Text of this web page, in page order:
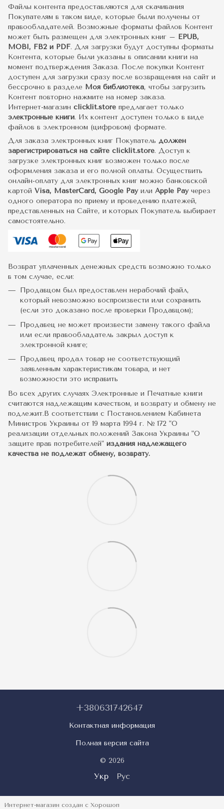
Файлы контента предоставляются для скачивания
Покупателям в таком виде, которые были получены от
правообладателей. Возможные форматы файлов Контент
может быть размещен для электронных книг – EPUB,
MOBI, FB2 и PDF. Для загрузки будут доступны форматы
Контента, которые были указаны в описании книги на
момент подтверждения Заказа. После покупки Контент
доступен для загрузки сразу после возвращения на сайт и
бессрочно в разделе Моя библиотека, чтобы загрузить
Контент повторно нажмите на номер заказа.
Интернет-магазин clicklit.store предлагает только
электронные книги. Их контент доступен только в виде
файлов в электронном (цифровом) формате.
Для заказа электронных книг Покупатель должен
зарегистрироваться на сайте clicklit.store. Доступ к
загрузке электронных книг возможен только после
оформления заказа и его полной оплаты. Осуществить
онлайн-оплату для электронных книг можно банковской
картой Visa, MasterCard, Google Pay или Apple Payчерез
одного оператора по приему и проведению платежей,
представленных на Сайте, и которых Покупатель выбирает
самостоятельно.
Возврат уплаченных денежных средств возможно только
в том случае, если:
Продавцом был предоставлен нерабочий файл,
который невозможно воспроизвести или сохранить
(если это доказано после проверки Продавцом);
Продавец не может произвести замену такого файла
или если правообладатель закрыл доступ к
электронной книге;
Продавец продал товар не соответствующий
заявленным характеристикам товара, и нет
возможности это исправить
Во всех других случаях Электронные и Печатные книги
считаются надлежащим качеством, и возврату и обмену не
подлежит.В соответствии с Постановлением Кабинета
Министров Украины от 19 марта 1994 г. № 172 "О
реализации отдельных положений Закона Украины "О
защите прав потребителей" издания надлежащего
качества не подлежат обмену, возврату.
+380631742647
Контактная информация
Полная версия сайта
© 2026
Укр Рус
Интернет-магазин создан с Хорошоп